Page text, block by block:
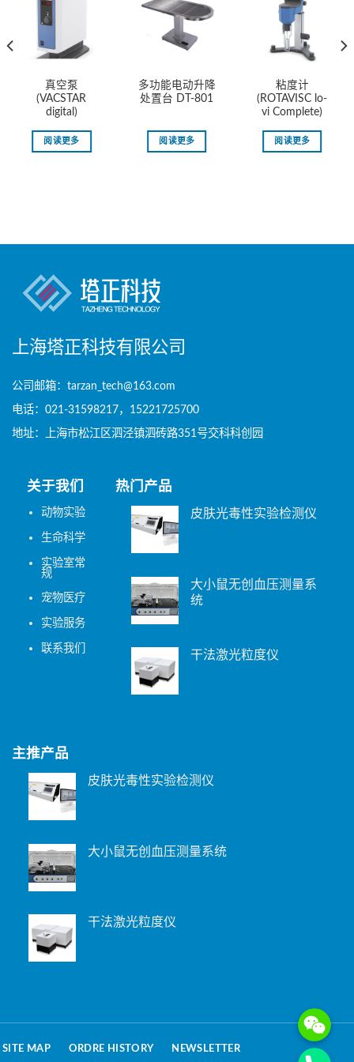
真空泵
(VACSTAR
digital)
阅读更多
多功能电动升降
处置台 DT-801
阅读更多
粘度计
(ROTAVISC lo-
vi Complete)
阅读更多
上海塔正科技有限公司
公司邮箱：tarzan_tech@163.com
电话：021-31598217，15221725700
地址：上海市松江区泗泾镇泗砖路351号交科科创园
关于我们
动物实验
生命科学
实验室常
规
宠物医疗
实验服务
联系我们
热门产品
皮肤光毒性实验检测仪
大小鼠无创血压测量系
统
干法激光粒度仪
主推产品
皮肤光毒性实验检测仪
大小鼠无创血压测量系统
干法激光粒度仪
SITE MAP ORDRE HISTORY NEWSLETTER
WeChat:
Phone